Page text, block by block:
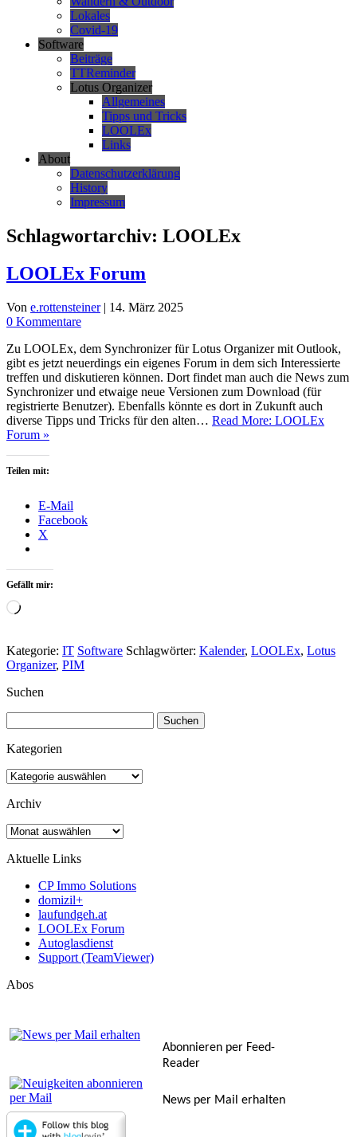
Lokales
Covid-19
Software
Beiträge
TTReminder
Lotus Organizer
Allgemeines
Tipps und Tricks
LOOLEx
Links
About
Datenschutzerklärung
History
Impressum
Schlagwortarchiv: LOOLEx
LOOLEx Forum
Von e.rottensteiner | 14. März 2025
0 Kommentare
Zu LOOLEx, dem Synchronizer für Lotus Organizer mit Outlook,
gibt es jetzt neuerdings ein eigenes Forum in dem sich Interessierte
treffen und diskutieren können. Dort findet man auch die News zum
Synchronizer und etwaige neue Versionen zum Download (für
registrierte Benutzer). Ebenfalls könnte es dort in Zukunft auch
diverse Tipps und Tricks für den alten… Read More: LOOLEx
Forum »
Teilen mit:
E-Mail
Facebook
X
Gefällt mir:
Wird
Kategorie: IT Software Schlagwörter: Kalender, LOOLEx, Lotus
Organizer, PIM
Suchen
nach:
Kategorien
Kategorien
Archiv
Archiv
Aktuelle Links
CP Immo Solutions
domizil+
laufundgeh.at
LOOLEx Forum
Autoglasdienst
Support (TeamViewer)
Abos
Abonnieren per Feed-
Reader
News per Mail erhalten